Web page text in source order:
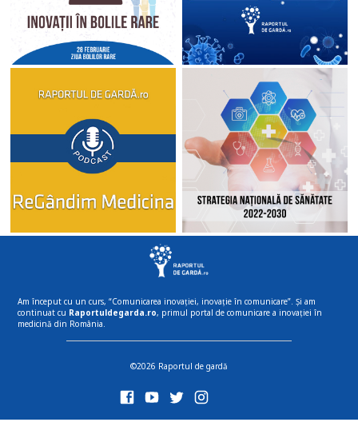
Am început cu un curs, “Comunicarea inovației, inovație în comunicare”. Și am
continuat cu Raportuldegarda.ro, primul portal de comunicare a inovației în
medicină din România.
©2026 Raportul de gardă